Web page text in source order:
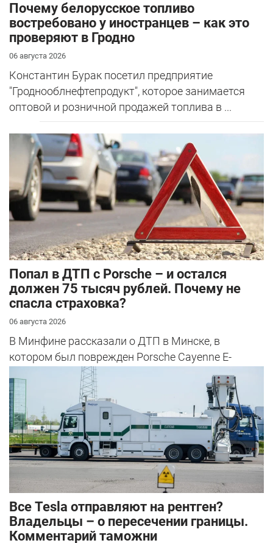
Почему белорусское топливо
востребовано у иностранцев – как это
проверяют в Гродно
06 августа 2026
Константин Бурак посетил предприятие
"Гроднооблнефтепродукт", которое занимается
оптовой и розничной продажей топлива в ...
​Попал в ДТП с Porsche – и остался
должен 75 тысяч рублей. Почему не
спасла страховка?
06 августа 2026
В Минфине рассказали о ДТП в Минске, в
котором был поврежден Porsche Cayenne E-
Все Tesla отправляют на рентген?
Владельцы – о пересечении границы.
Комментарий таможни